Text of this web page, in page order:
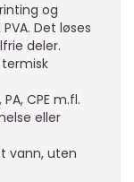
og
Det løses
deler.
CPE m.fl.
eller
vann, uten